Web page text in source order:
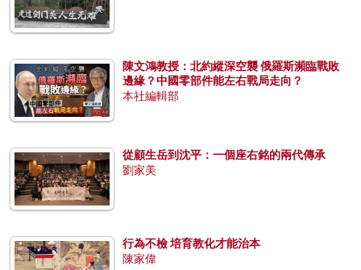
陳文鴻教授：北約縱深空襲 俄羅斯瀕臨戰敗
邊緣？中國零部件能左右戰局走向？
本社編輯部
從顧生岳到沈平：一個座右銘的兩代傳承
劉家美
行為不檢 培育教化才能治本
陳家偉